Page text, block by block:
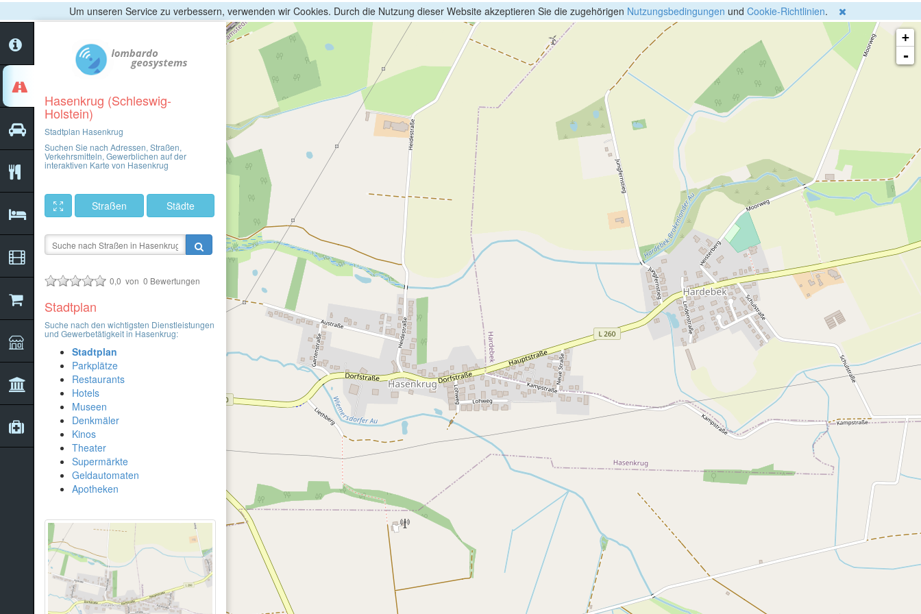
Um unseren Service zu verbessern, verwenden wir Cookies. Durch die Nutzung dieser Website akzeptieren Sie die zugehörigen Nutzungsbedingungen und Cookie-Richtlinien.
+
-
Hasenkrug (Schleswig-
Holstein)
Stadtplan Hasenkrug
Suchen Sie nach Adressen, Straßen,
Verkehrsmitteln, Gewerblichen auf der
interaktiven Karte von Hasenkrug
Straßen Städte
0,0 von 0 Bewertungen
Stadtplan
Suche nach den wichtigsten Dienstleistungen
und Gewerbetätigkeit in Hasenkrug:
Stadtplan
Parkplätze
Restaurants
Hotels
Museen
Denkmäler
Kinos
Theater
Supermärkte
Geldautomaten
Apotheken